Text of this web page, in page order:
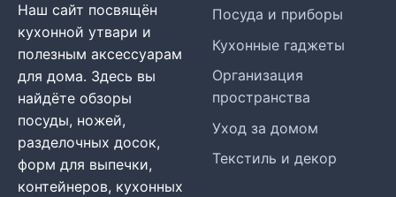
Наш сайт посвящён
кухонной утвари и
полезным аксессуарам
для дома. Здесь вы
найдёте обзоры
посуды, ножей,
разделочных досок,
форм для выпечки,
контейнеров, кухонных
Посуда и приборы
Кухонные гаджеты
Организация
пространства
Уход за домом
Текстиль и декор